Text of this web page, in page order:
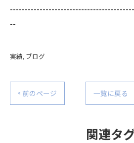
--
実績 ブログ
< 前のページ 一覧に戻る
関連タ